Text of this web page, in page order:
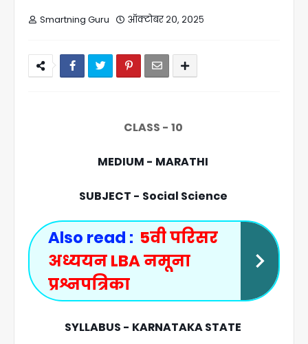
Smartning Guru ऑक्टोबर २०, २०२५
CLASS - 10
MEDIUM - MARATHI
SUBJECT - Social Science
Also read : 5वी परिसर
अध्ययन LBA नमूना
प्रश्नपत्रिका
SYLLABUS - KARNATAKA STATE